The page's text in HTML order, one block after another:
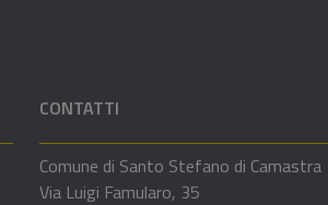
CONTATTI
Comune di Santo Stefano di Camastra
Via Luigi Famularo, 35